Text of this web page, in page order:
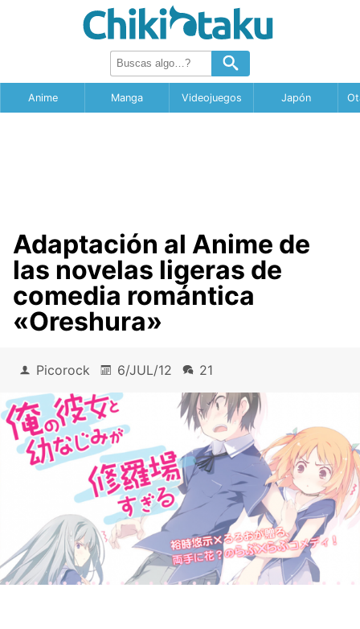
Anime Manga Videojuegos Japón
Adaptación al Anime de
las novelas ligeras de
comedia romántica
«Oreshura»
Picorock 6/JUL/12 21